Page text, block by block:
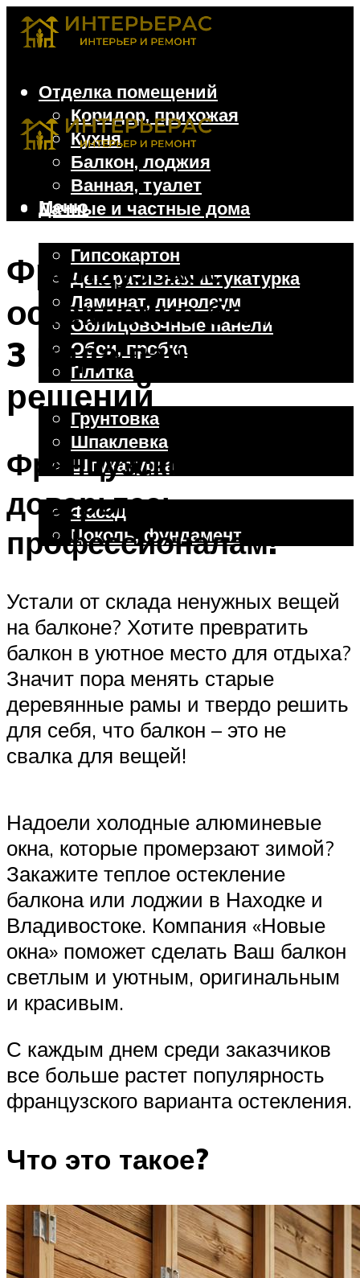
Отделка помещений
Коридор, прихожая
Кухня
Балкон, лоджия
Ванная, туалет
Дачные и частные дома
Гипсокартон
Декоративная штукатурка
Ламинат, линолеум
Облицовочные панели
Обои, пробка
Плитка
Отделочные работы
Грунтовка
Шпаклевка
Штукатурка
Внешняя отделка
Фасад
Цоколь, фундамент
Меню
Французское
остекление балкона:
3 вида панорамных
решений
Французский балкон –
доверьтесь
профессионалам!
Устали от склада ненужных вещей
на балконе? Хотите превратить
балкон в уютное место для отдыха?
Значит пора менять старые
деревянные рамы и твердо решить
для себя, что балкон – это не
свалка для вещей!
Надоели холодные алюминевые
окна, которые промерзают зимой?
Закажите теплое остекление
балкона или лоджии в Находке и
Владивостоке. Компания «Новые
окна» поможет сделать Ваш балкон
светлым и уютным, оригинальным
и красивым.
С каждым днем среди заказчиков
все больше растет популярность
французского варианта остекления.
Что это такое?